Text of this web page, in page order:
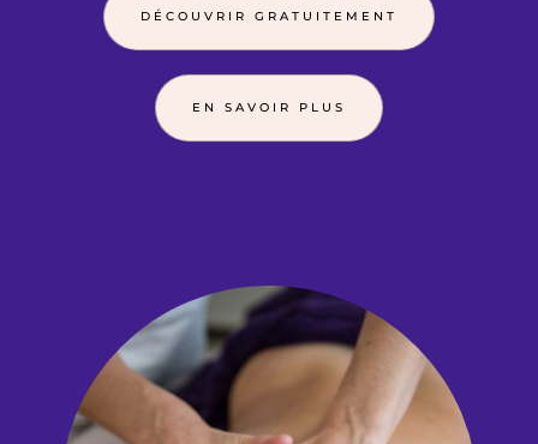
DÉCOUVRIR GRATUITEMENT
EN SAVOIR PLUS